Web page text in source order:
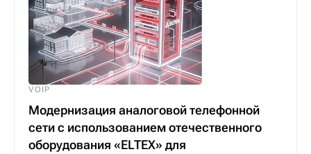
VOIP
Модернизация аналоговой телефонной
сети с использованием отечественного
оборудования «ELTEX» для